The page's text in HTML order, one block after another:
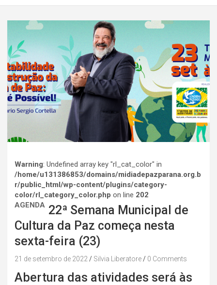
Warning: Undefined array key "rl_cat_color" in
/home/u131386853/domains/midiadepazparana.org.b
r/public_html/wp-content/plugins/category-
color/rl_category_color.php on line 202
AGENDA 22ª Semana Municipal de
Cultura da Paz começa nesta
sexta-feira (23)
21 de setembro de 2022 Silvia Liberatore 0 Comments
Abertura das atividades será às